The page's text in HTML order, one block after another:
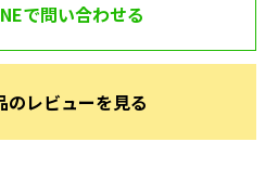
で問い合わせる
のレビューを見る